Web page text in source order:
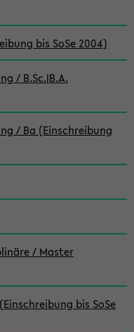
bis SoSe 2004)
/ B.Sc.|B.A.
/ Ba (Einschreibung
/ Master
bis SoSe